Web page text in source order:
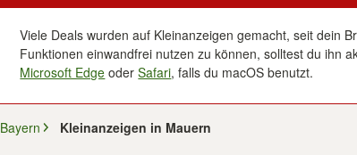
Viele Deals wurden auf Kleinanzeigen gemacht, seit dein
Funktionen einwandfrei nutzen zu können, solltest du ihn
Microsoft Edge oderSafari, falls du macOS benutzt.
Bayern Kleinanzeigen in Mauern